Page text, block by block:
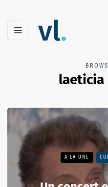
laeticia
A LA UNE